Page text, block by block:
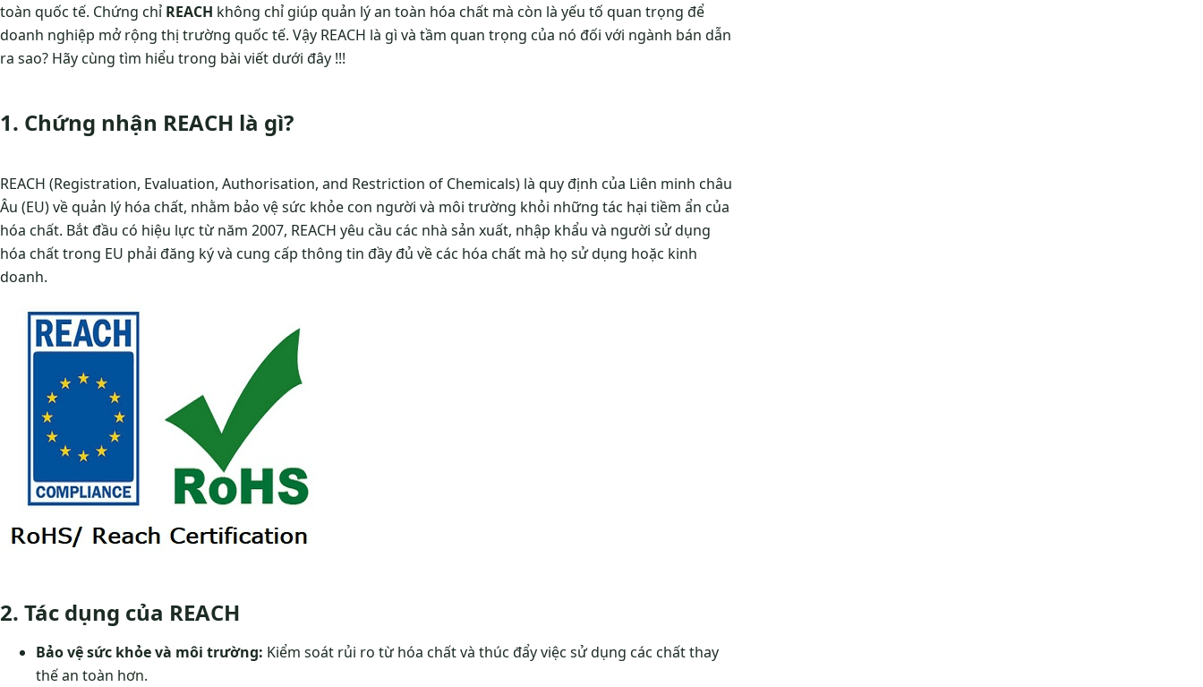
toàn quốc tế. Chứng chỉ REACH không chỉ giúp quản lý an toàn hóa chất mà còn là yếu tố quan trọng để
doanh nghiệp mở rộng thị trường quốc tế. Vậy REACH là gì và tầm quan trọng của nó đối với ngành bán dẫn
ra sao? Hãy cùng tìm hiểu trong bài viết dưới đây !!!
1. Chứng nhận REACH là gì?
REACH (Registration, Evaluation, Authorisation, and Restriction of Chemicals) là quy định của Liên minh châu
Âu (EU) về quản lý hóa chất, nhằm bảo vệ sức khỏe con người và môi trường khỏi những tác hại tiềm ẩn của
hóa chất. Bắt đầu có hiệu lực từ năm 2007, REACH yêu cầu các nhà sản xuất, nhập khẩu và người sử dụng
hóa chất trong EU phải đăng ký và cung cấp thông tin đầy đủ về các hóa chất mà họ sử dụng hoặc kinh
doanh.
2. Tác dụng của REACH
Bảo vệ sức khỏe và môi trường: Kiểm soát rủi ro từ hóa chất và thúc đẩy việc sử dụng các chất thay
thế an toàn hơn.